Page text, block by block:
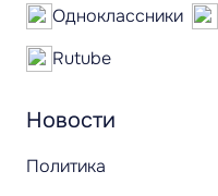
Новости
Политика
Одноклассники
Rutube